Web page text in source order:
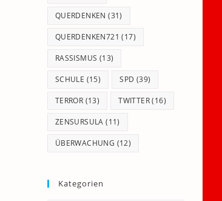
QUERDENKEN (31)
QUERDENKEN721 (17)
RASSISMUS (13)
SCHULE (15) SPD (39)
TERROR (13) TWITTER(16)
ZENSURSULA (11)
ÜBERWACHUNG (12)
Kategorien